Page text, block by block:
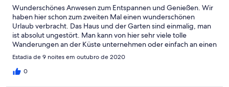
Wunderschönes Anwesen zum Entspannen und Genießen. Wir
haben hier schon zum zweiten Mal einen wunderschönen
Urlaub verbracht. Das Haus und der Garten sind einmalig, man
ist absolut ungestört. Man kann von hier sehr viele tolle
Wanderungen an der Küste unternehmen oder einfach an einen
der vielen Strände relaxen.
Estadia de 9 noites em outubro de 2020
0